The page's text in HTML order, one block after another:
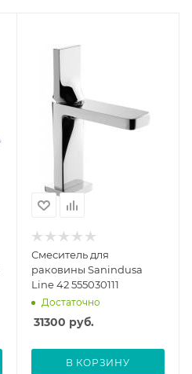
Смеситель для
раковины Sanindusa
Line 42 555030111
Достаточно
31300 руб.
В КОРЗИНУ